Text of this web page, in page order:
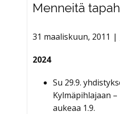
Menneitä
31 maaliskuun, 2011
2024
Su 29.9.
Kylmäpihlajaan
aukeaa 1.9.